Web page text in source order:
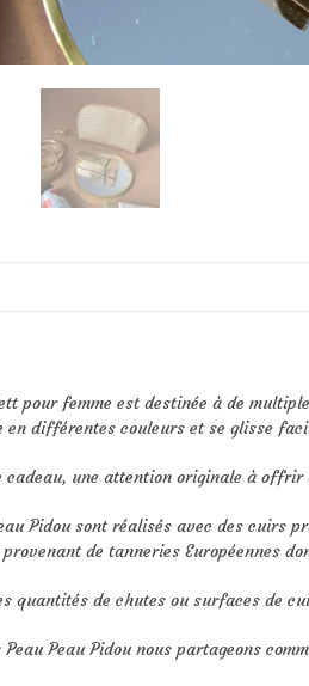
pour femme est destinée à de
en différentes couleurs et se glisse
cadeau, une attention originale à
Pidou sont réalisés avec des cuirs
de tanneries Européennes
quantités de chutes ou surfaces de
Peau Pidou nous partageons